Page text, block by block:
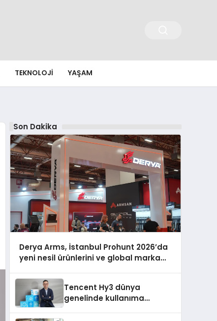
TEKNOLOJI YAŞAM
Son Dakika
Derya Arms, İstanbul Prohunt 2026’da
yeni nesil ürünlerini ve global marka
Tencent Hy3 dünya
genelinde kullanıma